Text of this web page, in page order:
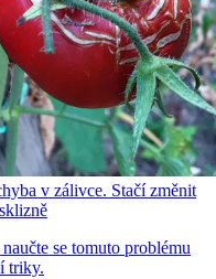
v zálivce. Stačí změnit
se tomuto problému
triky.